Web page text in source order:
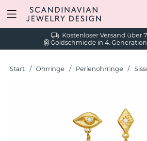
Kostenloser Versand über
Goldschmiede in 4. Generation
Start Ohrringe Perlenohrringe